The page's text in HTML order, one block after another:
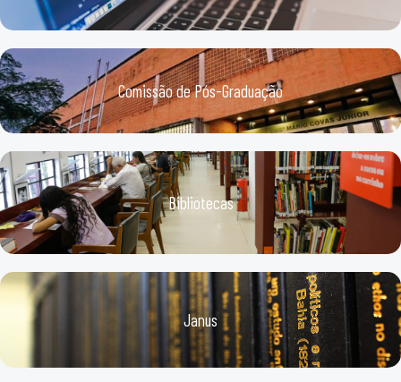
Comissão de Pós-Graduação
Bibliotecas
Janus